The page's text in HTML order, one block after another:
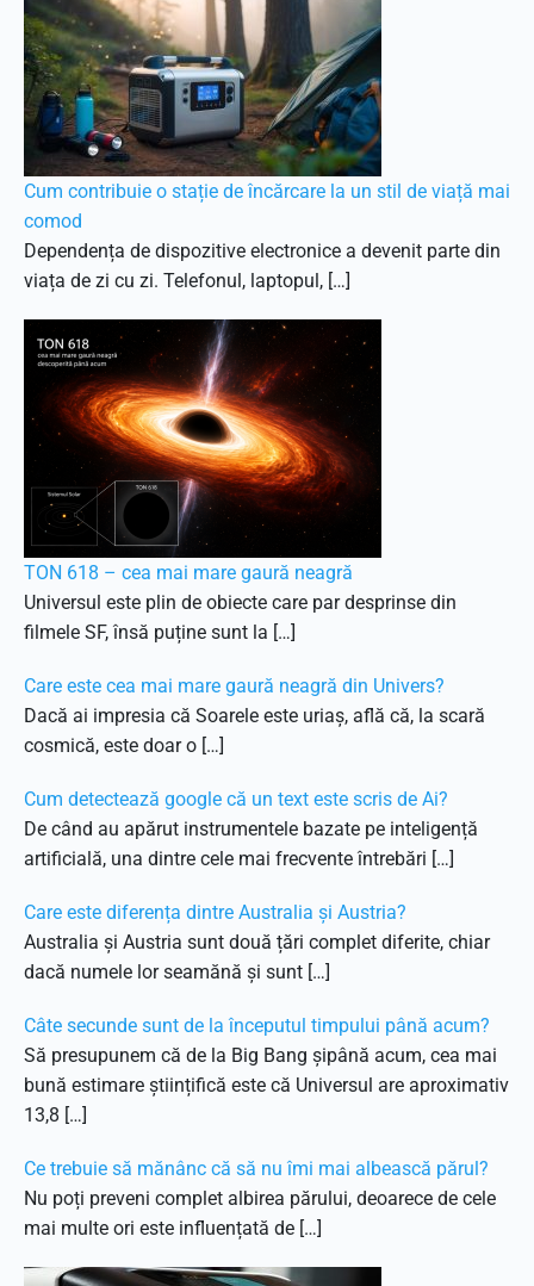
Cum contribuie o stație de încărcare la un stil de viață mai
comod
Dependența de dispozitive electronice a devenit parte din
viața de zi cu zi. Telefonul, laptopul, […]
TON 618 – cea mai mare gaură neagră
Universul este plin de obiecte care par desprinse din
filmele SF, însă puține sunt la […]
Care este cea mai mare gaură neagră din Univers?
Dacă ai impresia că Soarele este uriaș, află că, la scară
cosmică, este doar o […]
Cum detectează google că un text este scris de Ai?
De când au apărut instrumentele bazate pe inteligență
artificială, una dintre cele mai frecvente întrebări […]
Care este diferența dintre Australia și Austria?
Australia și Austria sunt două țări complet diferite, chiar
dacă numele lor seamănă și sunt […]
Câte secunde sunt de la începutul timpului până acum?
Să presupunem că de la Big Bang șipână acum, cea mai
bună estimare științifică este că Universul are aproximativ
13,8 […]
Ce trebuie să mănânc că să nu îmi mai albească părul?
Nu poți preveni complet albirea părului, deoarece de cele
mai multe ori este influențată de […]